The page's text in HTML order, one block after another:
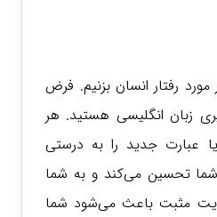
رفتار انسان بزنیم. فرض
زبان انگلیسی هستید. هر
عبارت جدید را به درستی
شما تحسین می‌کند و به شما
مثبت باعث می‌شود شما